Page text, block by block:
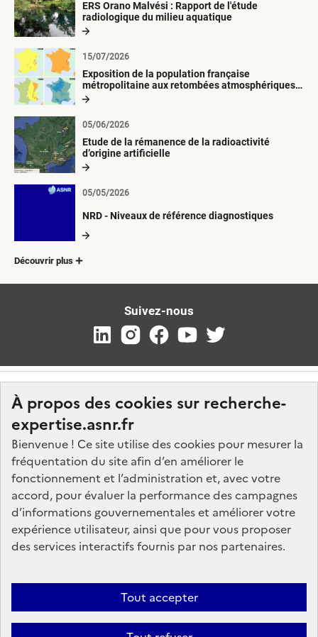
À propos des cookies sur recherche-
expertise.asnr.fr
Bienvenue ! Ce site utilise des cookies pour mesurer la
fréquentation du site afin d’en améliorer le
fonctionnement et l’administration et, avec votre
accord, pour évaluer la performance des campagnes
d’informations gouvernementales et améliorer votre
expérience utilisateur, ainsi que pour vous proposer
des services interactifs fournis par nos partenaires.
Tout accepter
ERS Orano Malvési : Rapport de l'étude
radiologique du milieu aquatique
Exposition de la population française
métropolitaine aux retombées atmosphériques
radioactives depuis 1945
15/07/2026
Etude de la rémanence de la radioactivité
d’origine artificielle
05/06/2026
NRD - Niveaux de référence diagnostiques
05/05/2026
Découvrir plus
Suivez-nous
Nos marchés
Nos offres d'emploi
FAQ
Glossaire
Plan du site